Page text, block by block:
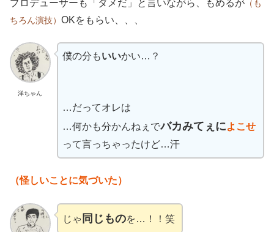
プロデューサーも「ダメだ」と言いながら、もめるが （も
ちろん演技） OKをもらい、、、
洋ちゃん
僕の分もいいかい…？
…だってオレは
…何かも分かんねぇでバカみてぇによこせ
って言っちゃったけど…汗
（怪しいことに気づいた）
じゃ 同じものを…！！笑